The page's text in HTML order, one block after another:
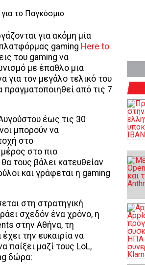
για ακόμη μία
gaming Here to
του gaming να
με έπαθλο μια
για τον μεγάλο τελικό του
από τις 7
έως τις 30
μπορούν να
στο
μέρος στο πιο
τους βάλει κατευθείαν
και γράφεται η gaming
στη στρατηγική
σχεδόν ένα χρόνο, η
στην Αθήνα, τη
την ευκαιρία να
παίξει μαζί τους LoL,
δώρα: